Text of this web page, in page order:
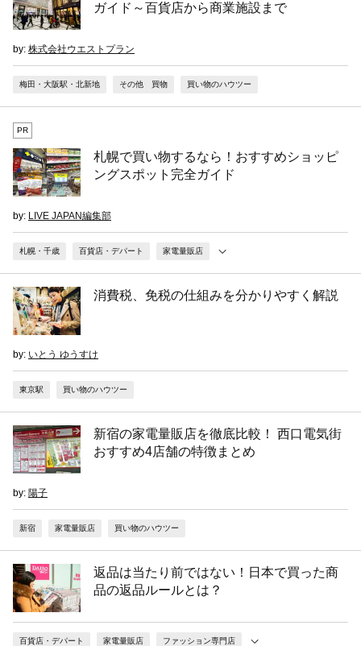
ガイド～百貨店から商業施設まで
by: 株式会社ウエストプラン
梅田・大阪駅・北新地 その他 買物 買い物のハウツー
PR
札幌で買い物するなら！おすすめショッピ
ングスポット完全ガイド
by: LIVE JAPAN編集部
札幌・千歳 百貨店・デパート 家電量販店
消費税、免税の仕組みを分かりやすく解説
by: いとう ゆうすけ
東京駅 買い物のハウツー
新宿の家電量販店を徹底比較！ 西口電気街
おすすめ4店舗の特徴まとめ
by: 陽子
新宿 家電量販店 買い物のハウツー
返品は当たり前ではない！日本で買った商
品の返品ルールとは？
百貨店・デパート 家電量販店 ファッション専門店